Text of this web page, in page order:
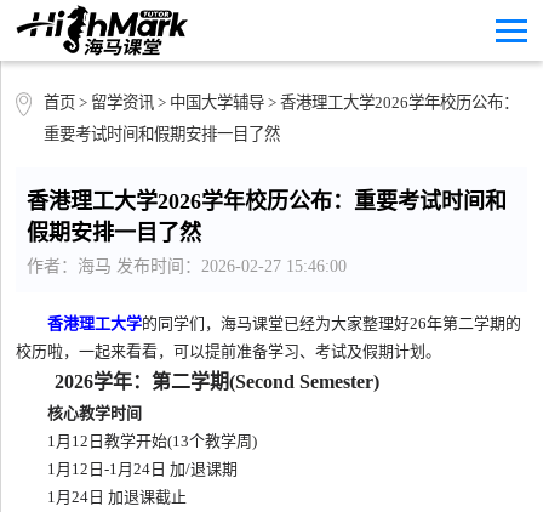
首页 > 留学资讯> 中国大学辅导> 香港理工大学2026学年校历公布：
重要考试时间和假期安排一目了然
香港理工大学2026学年校历公布：重要考试时间和
假期安排一目了然
作者：海马 发布时间：2026-02-27 15:46:00
香港理工大学的同学们，海马课堂已经为大家整理好26年第二学期的
校历啦，一起来看看，可以提前准备学习、考试及假期计划。
2026学年：第二学期(Second Semester)
核心教学时间
1月12日教学开始(13个教学周)
1月12日-1月24日 加/退课期
1月24日 加退课截止